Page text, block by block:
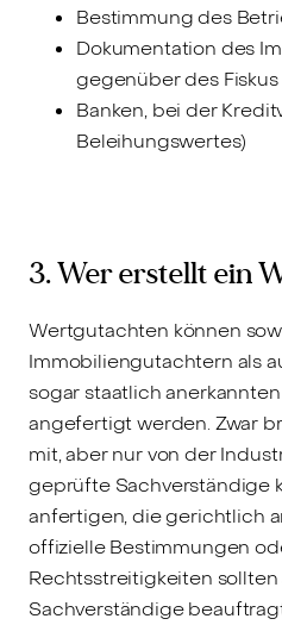
Bestimmung des
Dokumentation des
gegenüber des Fiskus
Banken, bei der
Beleihungswertes)
3. Wer erstellt ein
Wertgutachten können
Immobiliengutachtern als
sogar staatlich
angefertigt werden. Zwar
mit, aber nur von der
geprüfte Sachverständige
anfertigen, die gerichtlich
offizielle Bestimmungen
Rechtsstreitigkeiten
Sachverständige